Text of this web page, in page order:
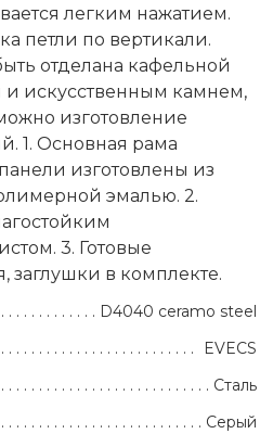
легким нажатием.
петли по вертикали.
отделана кафельной
искусственным камнем,
изготовление
1. Основная рама
изготовлены из
эмалью. 2.
3. Готовые
заглушки в комплекте.
D4040 ceramo steel
EVECS
Сталь
Серый